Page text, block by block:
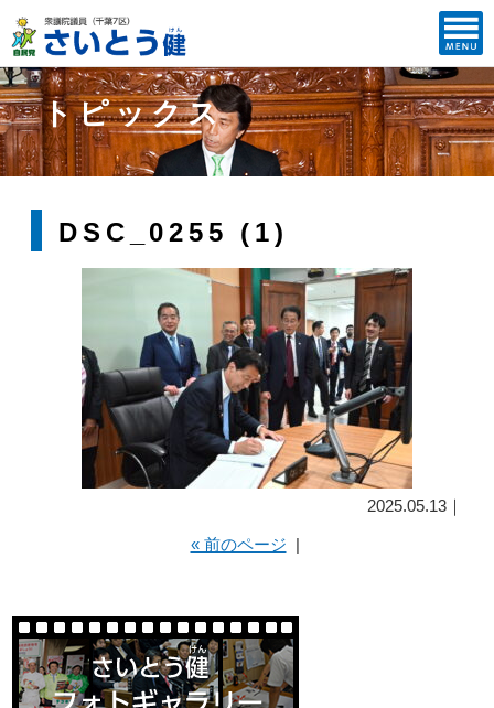
トピックス
DSC_0255 (1)
2025.05.13｜
« 前のページ |